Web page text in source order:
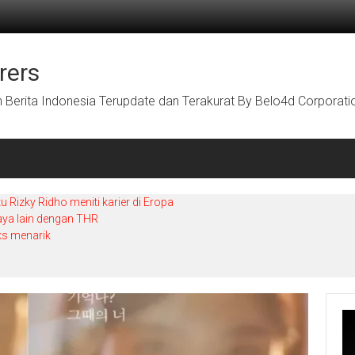
Indonesia Terupdate dan Terakurat By Belo4d
Rizky Ridho meniti karier di Eropa
lain dengan THR
menarik